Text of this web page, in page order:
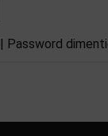
Password